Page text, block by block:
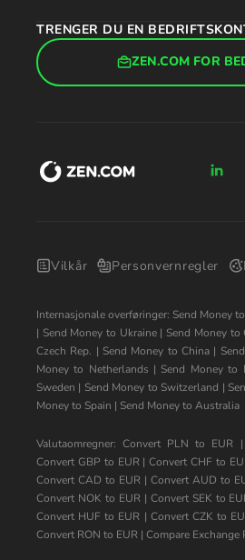
TRENGER DU EN
ZEN.COM FOR
Vilkår Personvernregler
Internasjonale overføringer: Send Money
| Send Money to Ukraine| Send Money to
Czech Rep. | Send Money to China|
Money to Netherlands | Send Money to
Sweden | Send Money to Switzerland |
Money to Spain | Send Money to Australia
Valutaomregner:Convert PLN to EUR |
Convert GBP to EUR|Convert CHF to
Convert CAD to EUR | Convert AUD to
Convert NOK to EUR| Convert SEK to
Convert HUF to EUR | Convert CZK to
Convert RON to EUR | Compare Exchange